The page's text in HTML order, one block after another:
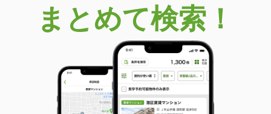
まとめて検索！